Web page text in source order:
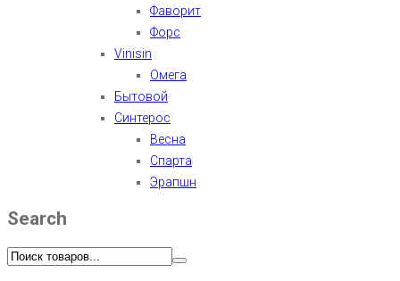
Фаворит
Форс
Vinisin
Омега
Бытовой
Синтерос
Весна
Спарта
Эрапшн
Search